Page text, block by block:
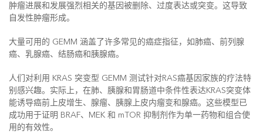
肿瘤进展和发展强烈相关的基因被删除、过度表达或突变。这导致
自发性肿瘤形成。
大量可用的 GEMM 涵盖了许多常见的癌症指征，如肺癌、前列腺
癌、乳腺癌、结肠癌和胰腺癌。
人们对利用 KRAS 突变型 GEMM 测试针对RAS癌基因家族的疗法特
别感兴趣。实际上，在肺、胰腺和胃肠道中条件性表达KRAS突变体
能诱导癌前上皮增生、腺瘤、胰腺上皮内瘤变和腺癌。这些模型已
成功用于证明 BRAF、MEK 和 mTOR 抑制剂作为单一药物和组合使
用的有效性。